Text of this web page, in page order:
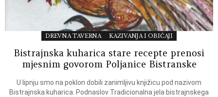
DREVNA TAVERNA KAZIVANJA I OBIČAJI
Bistrajnska kuharica stare recepte prenosi
mjesnim govorom Poljanice Bistranske
U lipnju smo na poklon dobili zanimljivu knjižicu pod nazivom
Bistrajnska kuharica. Podnaslov Tradicionalna jela bistrajnskega